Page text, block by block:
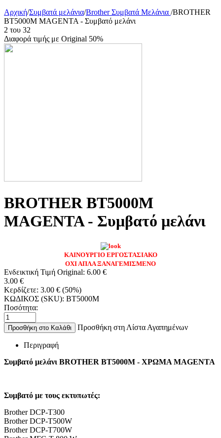
Αρχική/Συμβατά μελάνια/Brother Συμβατά Μελάνια /BROTHER
BT5000M MAGENTA - Συμβατό μελάνι
2 του 32
Διαφορά τιμής με Original 50%
BROTHER BT5000M
MAGENTA - Συμβατό μελάνι
ΚΑΙΝΟΥΡΓΙΟ ΕΡΓΟΣΤΑΣΙΑΚΟ
ΟΧΙ ΑΠΛΑ ΞΑΝΑΓΕΜΙΣΜΕΝΟ
Ενδεικτική Τιμή Original: 6.00 €
3.00 €
Κερδίζετε: 3.00 € (50%)
ΚΩΔΙΚΟΣ (SKU): BT5000M
Ποσότητα:
Προσθήκη στο Καλάθι Προσθήκη στη Λίστα Αγαπημένων
Περιγραφή
Συμβατό μελάνι BROTHER BT5000M - ΧΡΩΜΑ MAGENTA
Συμβατό με τους εκτυπωτές:
Brother DCP-T300
Brother DCP-T500W
Brother DCP-T700W